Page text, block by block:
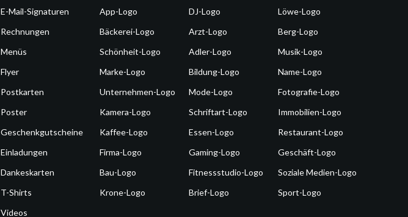
E-Mail-Signaturen
Rechnungen
Menüs
Flyer
Postkarten
Poster
Geschenkgutscheine
Einladungen
Dankeskarten
T-Shirts
Videos
App-Logo
Bäckerei-Logo
Schönheit-Logo
Marke-Logo
Unternehmen-Logo
Kamera-Logo
Kaffee-Logo
Firma-Logo
Bau-Logo
Krone-Logo
DJ-Logo
Arzt-Logo
Adler-Logo
Bildung-Logo
Mode-Logo
Schriftart-Logo
Essen-Logo
Gaming-Logo
Fitnessstudio-Logo
Brief-Logo
Löwe-Logo
Berg-Logo
Musik-Logo
Name-Logo
Fotografie-Logo
Immobilien-Logo
Restaurant-Logo
Geschäft-Logo
Soziale Medien-Logo
Sport-Logo